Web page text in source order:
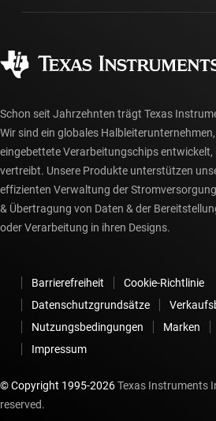
myTI-Konto FAQs
Häufig gestellte Fragen zu
Schon seit Jahrzehnten trägt Texas
Wir sind ein globales
eingebettete Verarbeitungschips entwickelt,
vertreibt. Unsere Produkte unterstützen
effizienten Verwaltung der
& Übertragung von Daten & der
oder Verarbeitung in ihren Designs.
Barrierefreiheit
Cookie-Richtlinie
Datenschutzgrundsätze
Nutzungsbedingungen
Marken
Impressum
© Copyright 1995-2026Texas Instruments
reserved.